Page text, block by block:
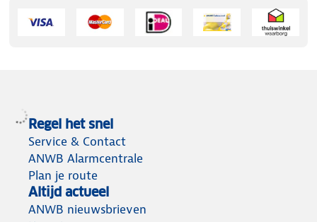
Regel het snel
Service & Contact
ANWB Alarmcentrale
Plan je route
Altijd actueel
ANWB nieuwsbrieven